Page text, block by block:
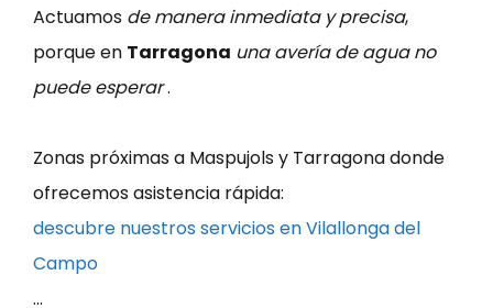
Actuamos de manera inmediata y precisa,
porque en Tarragona una avería de agua no
puede esperar.
Zonas próximas a Maspujols y Tarragona donde
ofrecemos asistencia rápida:
descubre nuestros servicios en Vilallonga del
Campo
…